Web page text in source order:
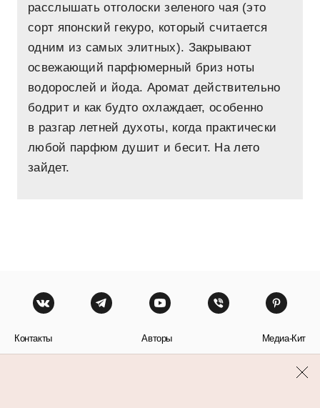
расслышать отголоски зеленого чая (это
сорт японский гекуро, который считается
одним из самых элитных). Закрывают
освежающий парфюмерный бриз ноты
водорослей и йода. Аромат действительно
бодрит и как будто охлаждает, особенно
в разгар летней духоты, когда практически
любой парфюм душит и бесит. На лето
зайдет.
Контакты Авторы Медиа-Кит